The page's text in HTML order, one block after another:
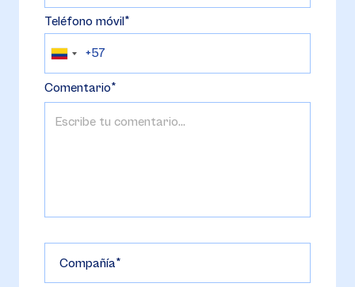
Teléfono móvil
Comentario
Compañía